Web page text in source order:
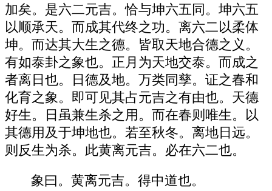
加矣。是六二元吉。恰与坤六五同。坤六五
以顺承天。而成其代终之功。离六二以柔体
坤。而达其大生之德。皆取天地合德之义。
有如泰卦之象也。正月为天地交泰。而成之
者离日也。日德及地。万类同孳。证之春和
化育之象。即可见其占元吉之有由也。天德
好生。日虽兼生杀之用。而在春则唯生。以
其德用及于坤地也。若至秋冬。离地日远。
则反生为杀。此黄离元吉。必在六二也。
象曰。黄离元吉。得中道也。